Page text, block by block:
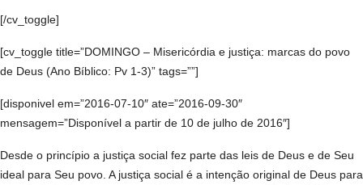
[/cv_toggle]
[cv_toggle title=”DOMINGO – Misericórdia e justiça: marcas do povo
de Deus (Ano Bíblico: Pv 1-3)” tags=””]
[disponivel em=”2016-07-10″ ate=”2016-09-30″
mensagem=”Disponível a partir de 10 de julho de 2016″]
Desde o princípio a justiça social fez parte das leis de Deus e de Seu
ideal para Seu povo. A justiça social é a intenção original de Deus para